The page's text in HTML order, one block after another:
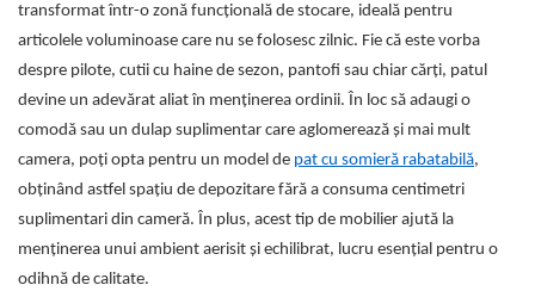
transformat într-o zonă funcțională de stocare, ideală pentru
articolele voluminoase care nu se folosesc zilnic. Fie că este vorba
despre pilote, cutii cu haine de sezon, pantofi sau chiar cărți, patul
devine un adevărat aliat în menținerea ordinii. În loc să adaugi o
comodă sau un dulap suplimentar care aglomerează și mai mult
camera, poți opta pentru un model de pat cu somieră rabatabilă,
obținând astfel spațiu de depozitare fără a consuma centimetri
suplimentari din cameră. În plus, acest tip de mobilier ajută la
menținerea unui ambient aerisit și echilibrat, lucru esențial pentru o
odihnă de calitate.